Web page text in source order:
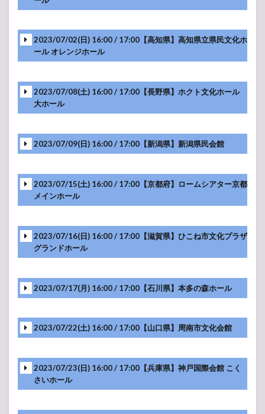
スト
GReeeeN
2019年ツア
と不思議の
管 ～配水の
人～」
GReeeeN
ライブ・
コンサー
セットリ
スト
と不思議
のももが
たり ～お
こしにつ
だんご～
-アンコール-
-アンコール-
-アンコール-
2023/07/02(日) 16:00 / 17:00【高知県】高知県立県民文化ホ
ール オレンジホール
2023/07/08(土) 16:00 / 17:00【長野県】ホクト文化ホール
大ホール
2023/07/09(日) 16:00 / 17:00【新潟県】新潟県民会館
2023/07/15(土) 16:00 / 17:00【京都府】ロームシアター京都
メインホール
2023/07/16(日) 16:00 / 17:00【滋賀県】ひこね市文化プラザ
グランドホール
2023/07/17(月) 16:00 / 17:00【石川県】本多の森ホール
2023/07/22(土) 16:00 / 17:00【山口県】周南市文化会館
2023/07/23(日) 16:00 / 17:00【兵庫県】神戸国際会館 こく
さいホール